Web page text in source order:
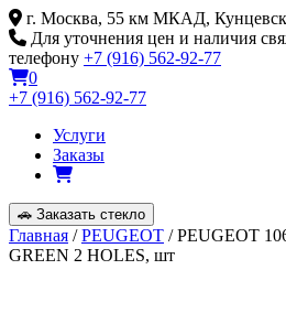
Skip
to
content
г. Москва, 55 км МКАД,
Для уточнения цен и наличия
телефону +7 (916) 562-92-77
0
+7 (916) 562-92-77
Услуги
Заказы
🚗 Заказать стекло
Главная /PEUGEOT / PEUGEOT
GREEN 2 HOLES, шт